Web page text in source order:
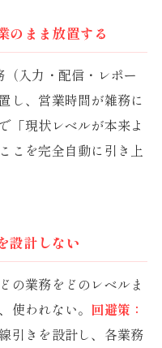
のまま放置する
入力・配信・レポー
し、営業時間が雑務に
「現状レベルが本来よ
こを完全自動に引き上
設計しない
の業務をどのレベルま
使われない。 回避策：
引きを設計し、各業務